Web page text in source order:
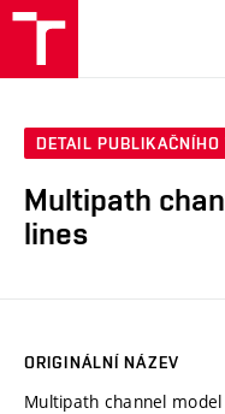
DETAIL PUBLIKAČNÍHO
Multipath
lines
ORIGINÁLNÍ NÁZEV
Multipath channel